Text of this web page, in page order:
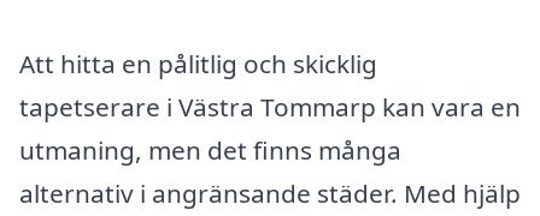
Att hitta en pålitlig och skicklig
tapetserare i Västra Tommarp kan vara en
utmaning, men det finns många
alternativ i angränsande städer. Med hjälp